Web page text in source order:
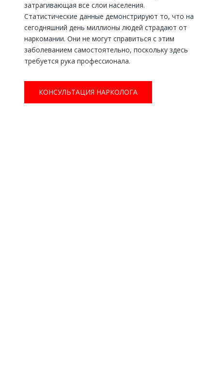
затрагивающая все слои населения.
Статистические данные демонстрируют то, что на
сегодняшний день миллионы людей страдают от
наркомании. Они не могут справиться с этим
заболеванием самостоятельно, поскольку здесь
требуется рука профессионала.
КОНСУЛЬТАЦИЯ НАРКОЛОГА